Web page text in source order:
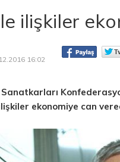
ilişkiler
16:02
ekonomiye can